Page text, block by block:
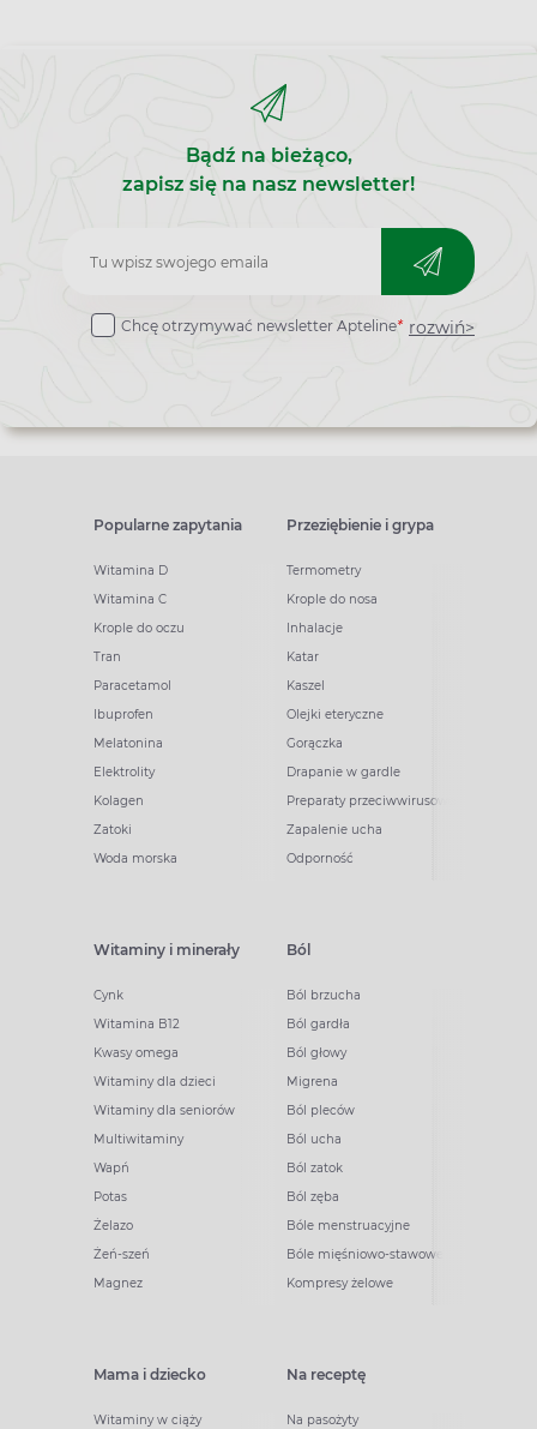
Bądź na bieżąco,
zapisz się na nasz newsletter!
Zapisz
do
Chcę otrzymywać newsletter Apteline* rozwiń>
Popularne zapytania
Witamina D
Witamina C
Krople do oczu
Tran
Paracetamol
Ibuprofen
Melatonina
Elektrolity
Kolagen
Zatoki
Woda morska
Przeziębienie i grypa
Termometry
Krople do nosa
Inhalacje
Katar
Kaszel
Olejki eteryczne
Gorączka
Drapanie w gardle
Preparaty przeciwwirusowe
Zapalenie ucha
Odporność
Witaminy i minerały
Cynk
Witamina B12
Kwasy omega
Witaminy dla dzieci
Witaminy dla seniorów
Multiwitaminy
Wapń
Potas
Żelazo
Żeń-szeń
Magnez
Ból
Ból brzucha
Ból gardła
Ból głowy
Migrena
Ból pleców
Ból ucha
Ból zatok
Ból zęba
Bóle menstruacyjne
Bóle mięśniowo-stawowe
Kompresy żelowe
Mama i dziecko
Witaminy w ciąży
Na receptę
Na pasożyty